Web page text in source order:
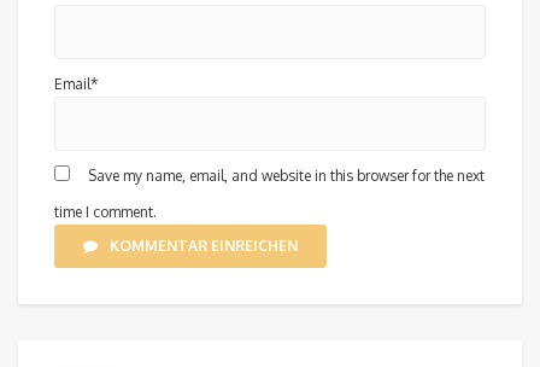
Email*
Save my name, email, and website in this browser for the next
time I comment.
KOMMENTAR EINREICHEN